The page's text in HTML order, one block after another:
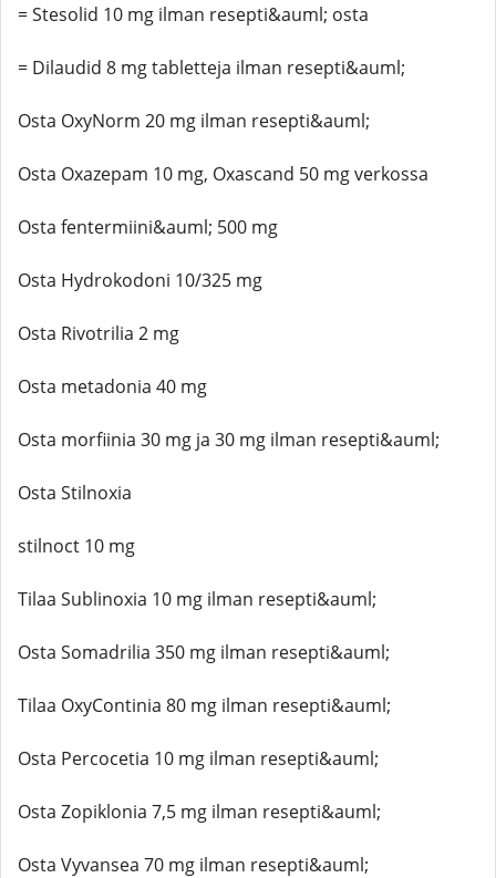
= Stesolid 10 mg ilman resepti&auml; osta
= Dilaudid 8 mg tabletteja ilman resepti&auml;
Osta OxyNorm 20 mg ilman resepti&auml;
Osta Oxazepam 10 mg, Oxascand 50 mg verkossa
Osta fentermiini&auml; 500 mg
Osta Hydrokodoni 10/325 mg
Osta Rivotrilia 2 mg
Osta metadonia 40 mg
Osta morfiinia 30 mg ja 30 mg ilman resepti&auml;
Osta Stilnoxia
stilnoct 10 mg
Tilaa Sublinoxia 10 mg ilman resepti&auml;
Osta Somadrilia 350 mg ilman resepti&auml;
Tilaa OxyContinia 80 mg ilman resepti&auml;
Osta Percocetia 10 mg ilman resepti&auml;
Osta Zopiklonia 7,5 mg ilman resepti&auml;
Osta Vyvansea 70 mg ilman resepti&auml;